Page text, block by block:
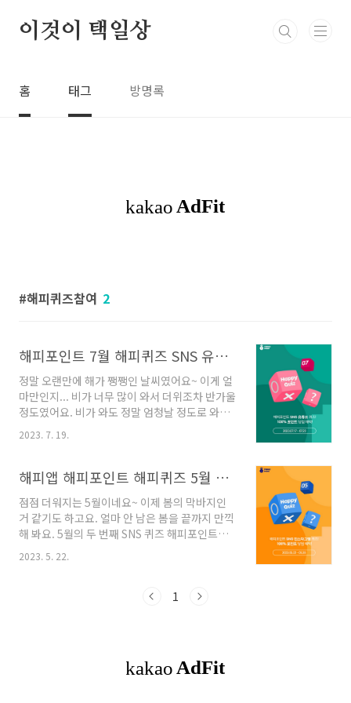
이것이 택일상
홈 태그 방명록
해피퀴즈참여 2
해피포인트 7월 해피퀴즈 SNS 유튜브 퀴즈 정답 포함
정말 오랜만에 해가 쨍쨍인 날씨였어요~ 이게 얼
마만인지... 비가 너무 많이 와서 더위조차 반가울
정도였어요. 비가 와도 정말 엄청날 정도로 와서
걱정이었는데요. 제가 살고 있는 곳은 해가 쨍쨍
이었는데 다른 지역은 해가 떴는지... 무탈하시기
가 오픈됐어요~ 요즘 정신이 통 없어서 이틀이나
서 확인하셔요~ 7월의 첫 해피퀴즈를 통해 혜택
을 받을 수 있는 기간은 7월 17일부터 7월 23일
까지랍니다. 참여방법은 알아볼까요? 해피퀴즈
앱으로만 진행되는거 아시죠? 첫번째, 해피포인
셔요~ 세번째, 히든페이지에서 정답을 입력..
2023. 7. 19.
해피앱 해피포인트 해피퀴즈 5월 SNS 퀴즈 정답포함
점점 더워지는 5월이네요~ 이제 봄의 막바지인
거 같기도 하고요. 얼마 안 남은 봄을 끝까지 만끽
해 봐요. 5월의 두 번째 SNS 퀴즈 해피포인트의
해피퀴즈가 오픈했답니다! 5월 두번째 인스타그
램을 통해서 진행되는 퀴즈 기간은... 5월 22일부
으로는... 해피포인트의 인스타그램을 팔로우 해
해피포인트의 인스타그램으로 힌트 확인하러 가
볼까요~ 힌트 첫 번째, 내가 원하는 시간에 픽업
2023. 5. 22.
1